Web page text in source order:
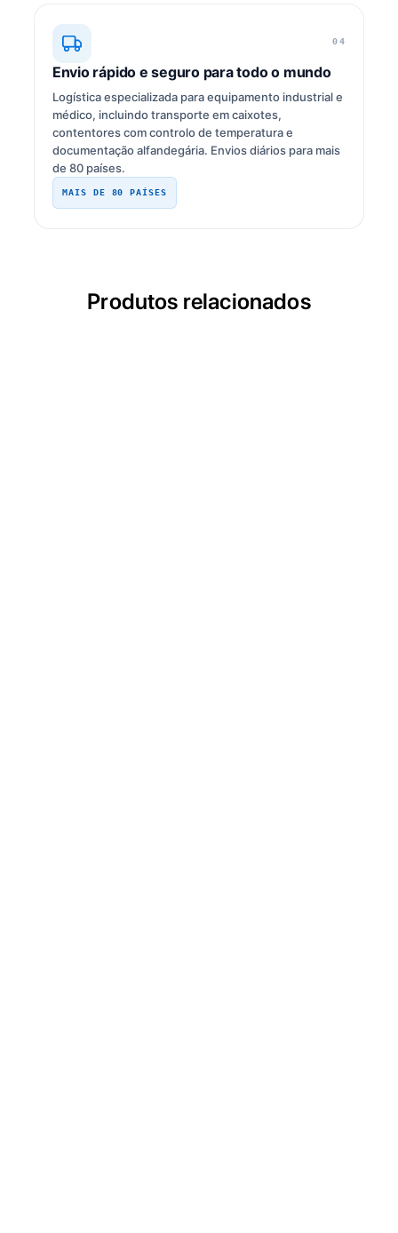
04
Envio rápido e seguro para todo o mundo
Logística especializada para equipamento industrial e
médico, incluindo transporte em caixotes,
contentores com controlo de temperatura e
documentação alfandegária. Envios diários para mais
de 80 países.
MAIS DE 80 PAÍSES
Produtos relacionados